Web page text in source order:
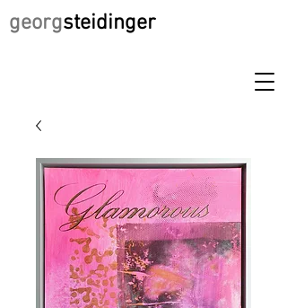
georgsteidinger